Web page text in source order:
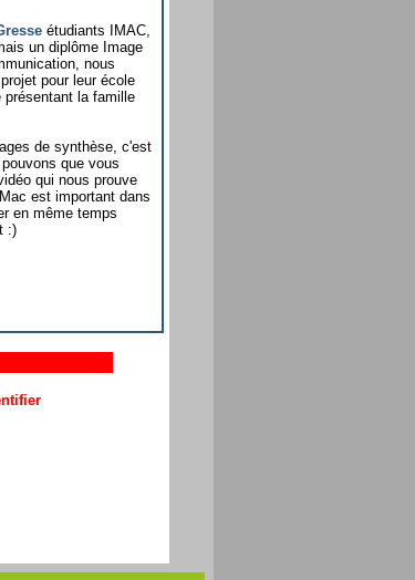
étudiants IMAC,
un diplôme Image
nous
pour leur école
la famille
de synthèse, c'est
que vous
qui nous prouve
est important dans
en même temps
:)